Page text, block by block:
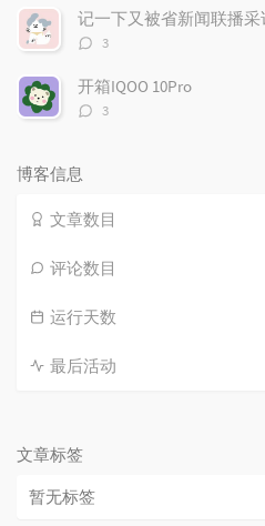
数：
记一下又被省新闻联播采
评
数：
3
开箱IQOO 10Pro
评
3
博客信息
文章数目
评论数目
运行天数
最后活动
文章标签
暂无标签